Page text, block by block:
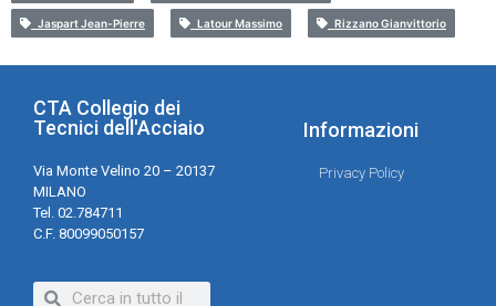
Jaspart Jean-Pierre Latour Massimo Rizzano Gianvittorio
CTA Collegio dei
Tecnici dell'Acciaio
Via Monte Velino 20 – 20137
MILANO
Tel. 02.784711
C.F. 80099050157
Informazioni
Privacy Policy